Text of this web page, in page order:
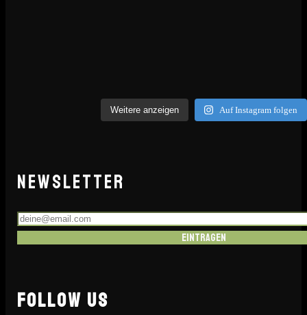
Weitere anzeigen Auf Instagram folgen
NEWSLETTER
Eintragen
FOLLOW US